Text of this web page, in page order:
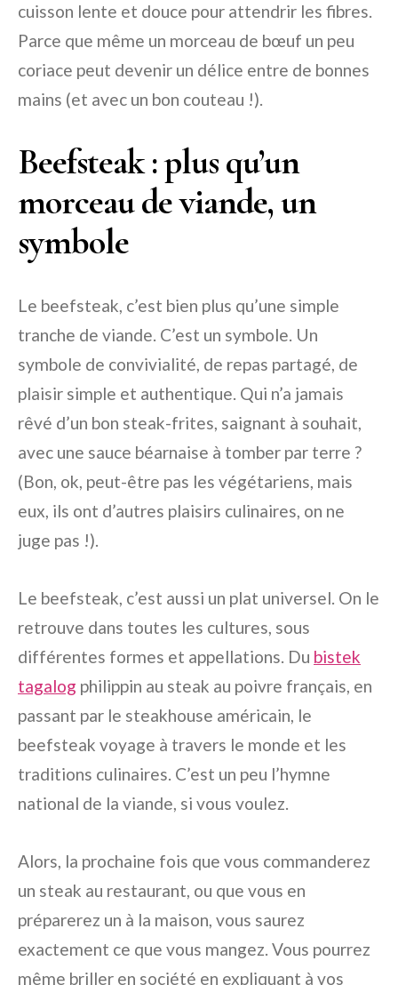
cuisson lente et douce pour attendrir les fibres.
Parce que même un morceau de bœuf un peu
coriace peut devenir un délice entre de bonnes
mains (et avec un bon couteau !).
Beefsteak : plus qu’un
morceau de viande, un
symbole
Le beefsteak, c’est bien plus qu’une simple
tranche de viande. C’est un symbole. Un
symbole de convivialité, de repas partagé, de
plaisir simple et authentique. Qui n’a jamais
rêvé d’un bon steak-frites, saignant à souhait,
avec une sauce béarnaise à tomber par terre ?
(Bon, ok, peut-être pas les végétariens, mais
eux, ils ont d’autres plaisirs culinaires, on ne
juge pas !).
Le beefsteak, c’est aussi un plat universel. On le
retrouve dans toutes les cultures, sous
différentes formes et appellations. Du bistek
tagalog philippin au steak au poivre français, en
passant par le steakhouse américain, le
beefsteak voyage à travers le monde et les
traditions culinaires. C’est un peu l’hymne
national de la viande, si vous voulez.
Alors, la prochaine fois que vous commanderez
un steak au restaurant, ou que vous en
préparerez un à la maison, vous saurez
exactement ce que vous mangez. Vous pourrez
même briller en société en expliquant à vos